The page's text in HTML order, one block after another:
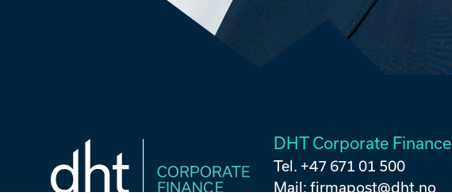
DHT Corporate Finance
Tel. +47 671 01 500
Mail: firmapost@dht.no